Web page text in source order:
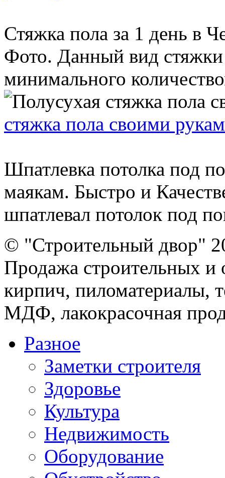
Стяжка пола за 1 день в
Фото. Данный вид стяжки
минимального
стяжка пола своими
Шпатлевка потолка под
маякам. Быстро и
шпатлевал потолок под
© "Строительный двор"
Продажа строительных и
кирпич, пиломатериалы,
МДФ, лакокрасочная
Разное
Заметки строителя
Здоровье
Культура
Недвижимость
Оборудование